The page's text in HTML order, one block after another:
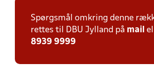
Spørgsmål omkring denne
rettes til DBU Jylland på mail
8939 9999